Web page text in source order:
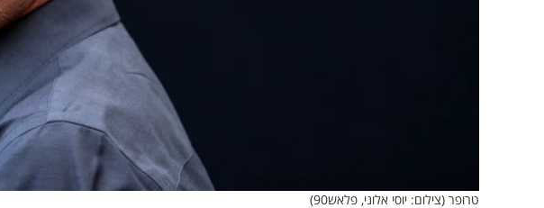
טרופר (צילום: יוסי אלוני, פלאש90)